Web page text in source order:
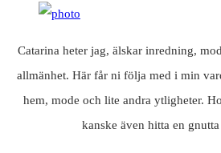
Catarina heter jag, älskar inredning,
allmänhet. Här får ni följa med i min
hem, mode och lite andra ytligheter.
kanske även hitta en